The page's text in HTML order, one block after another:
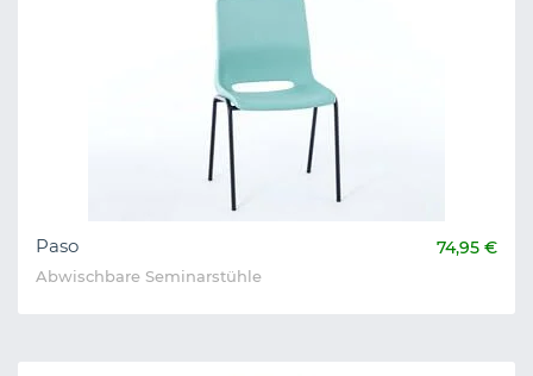
Paso 74,95 €
Abwischbare Seminarstühle